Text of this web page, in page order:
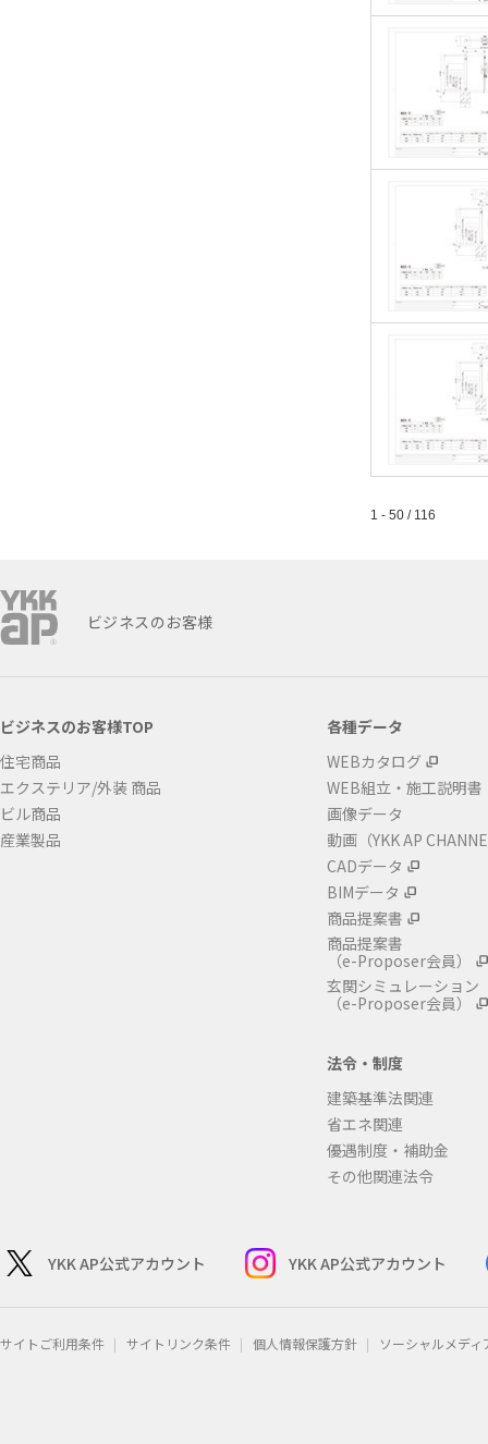
1 - 50 / 116
ビジネスのお客様
ビジネスのお客様TOP
住宅商品
エクステリア/外装 商品
ビル商品
産業製品
各種データ
WEBカタログ
WEB組立・施工説明書
画像データ
動画（YKK AP
CADデータ
BIMデータ
商品提案書
商品提案書
（e-Proposer会員）
玄関シミュレーション
（e-Proposer会員）
法令・制度
建築基準法関連
省エネ関連
優遇制度・補助金
その他関連法令
YKK AP公式アカウント YKK AP公式アカウント
サイトご利用条件 サイトリンク条件 個人情報保護方針 ソーシャルメデ